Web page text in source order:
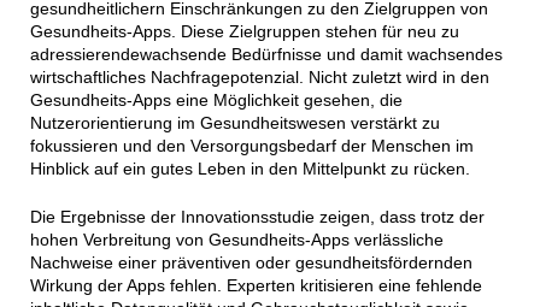
gesundheitlichern Einschränkungen zu den Zielgruppen von
Gesundheits-Apps. Diese Zielgruppen stehen für neu zu
adressierendewachsende Bedürfnisse und damit wachsendes
wirtschaftliches Nachfragepotenzial. Nicht zuletzt wird in den
Gesundheits-Apps eine Möglichkeit gesehen, die
Nutzerorientierung im Gesundheitswesen verstärkt zu
fokussieren und den Versorgungsbedarf der Menschen im
Hinblick auf ein gutes Leben in den Mittelpunkt zu rücken.
Die Ergebnisse der Innovationsstudie zeigen, dass trotz der
hohen Verbreitung von Gesundheits-Apps verlässliche
Nachweise einer präventiven oder gesundheitsfördernden
Wirkung der Apps fehlen. Experten kritisieren eine fehlende